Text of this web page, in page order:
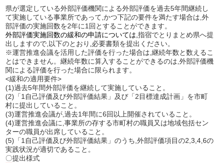
県が選定している外部評価機関による外部評価を過去5年間継続し
て実施している事業所であって,かつ下記の要件を満たす場合は,外
部評価の実施回数を2年に1回とすることができます。
外部評価実施回数の緩和の申請については,指宿でとりまとめ県へ提
出しますので,以下のとおり ,必要書類を提出ください。
※運営推進会議を活用した評価を行った場合は,継続年数と数えるこ
とはできません。継続年数に算入することができるのは,外部評価機
関による評価を行った場合に限られます。
<緩和の適用要件>
(1)過去5年間外部評価を継続して実施していること。
(2)「1自己評価及び外部評価結果」及び「2目標達成計画」を市町
村に提出していること。
(3)運営推進会議が,過去1年間に6回以上開催されていること。
(4)運営推進会議に,事業所の存する市町村の職員又は地域包括セン
ターの職員が出席していること。
(5)「1自己評価及び外部評価結果」のうち,外部評価項目の2,3,4,6の
実践状況が適切であること。
〇提出様式